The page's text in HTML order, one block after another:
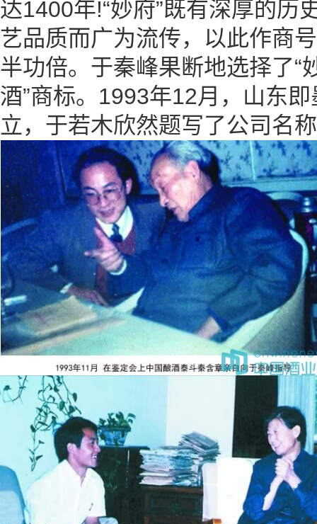
达1400年!“妙府”既有深厚的历
艺品质而广为流传，以此作商
半功倍。于秦峰果断地选择了“
酒”商标。1993年12月，山东
立，于若木欣然题写了公司名